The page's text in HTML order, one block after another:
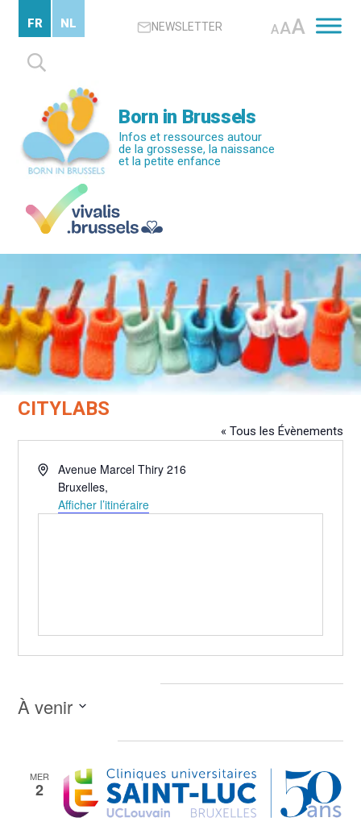
contenu
principal
NEWSLETTER AAA
Rechercher :
FR NL
Born in Brussels
Infos et ressources autour
de la grossesse, la naissance
et la petite enfance
CITYLABS
« Tous les Évènements
AdresseAvenue Marcel Thiry 216
Bruxelles,
Afficher l’itinéraire
À venir
MER
2